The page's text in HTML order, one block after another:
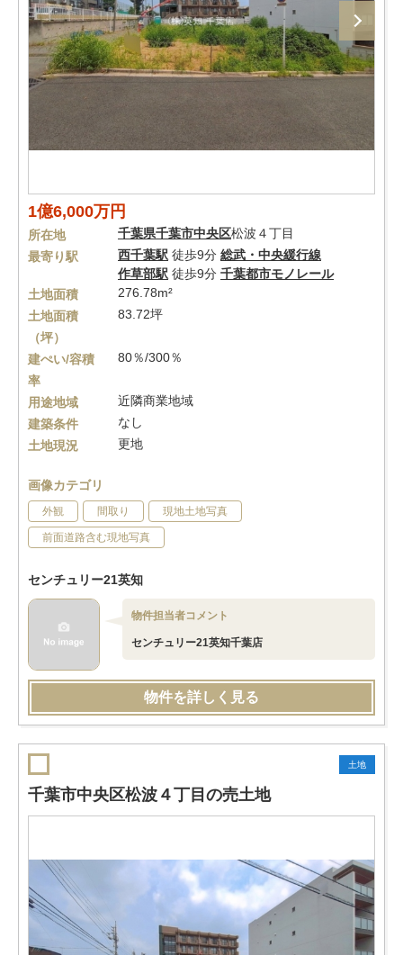
1億6,000万円
所在地 千葉県千葉市中央区松波４丁目
最寄り駅
西千葉駅 徒歩9分 総武・中央緩行線
作草部駅 徒歩9分 千葉都市モノレール
土地面積
276.78m²
土地面積
（坪）
83.72坪
建ぺい/容積
率
80％/300％
用途地域
近隣商業地域
建築条件
なし
土地現況
更地
画像カテゴリ
外観 間取り 現地土地写真
前面道路含む現地写真
センチュリー21英知
物件担当者コメント
センチュリー21英知千葉店
物件を詳しく見る
土地
千葉市中央区松波４丁目の売土地